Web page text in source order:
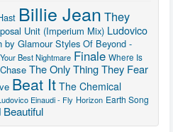
Billie Jean They
Unit (Imperium Mix) Ludovico
by Glamour Styles Of Beyond -
Your Best Nightmare Finale Where Is
The Only Thing They Fear
Beat It The Chemical
Einaudi - Fly Horizon Earth Song
Beautiful